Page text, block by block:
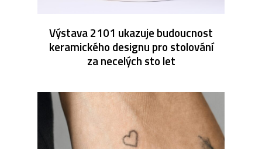
Výstava 2101 ukazuje budoucnost
keramického designu pro stolování
za necelých sto let